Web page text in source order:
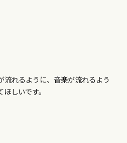
流れるように、音楽が流れるよう
しいです。